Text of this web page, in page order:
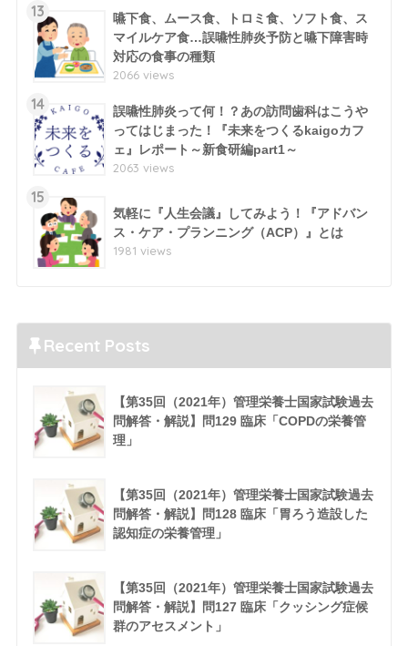
13
嚥下食、ムース食、トロミ食、ソフト食、ス
マイルケア食…誤嚥性肺炎予防と嚥下障害時
対応の食事の種類
2066 views
14
誤嚥性肺炎って何！？あの訪問歯科はこうや
ってはじまった！『未来をつくるkaigoカフ
ェ』レポート～新食研編part1～
2063 views
15
気軽に『人生会議』してみよう！『アドバン
ス・ケア・プランニング（ACP）』とは
1981 views
Recent Posts
【第35回（2021年）管理栄養士国家試験過去
問解答・解説】問129 臨床「COPDの栄養管
理」
【第35回（2021年）管理栄養士国家試験過去
問解答・解説】問128 臨床「胃ろう造設した
認知症の栄養管理」
【第35回（2021年）管理栄養士国家試験過去
問解答・解説】問127 臨床「クッシング症候
群のアセスメント」